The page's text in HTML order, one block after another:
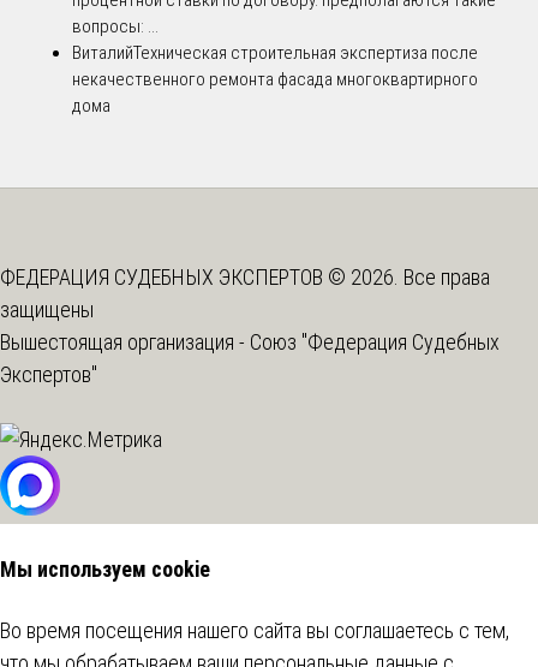
вопросы: ...
ВиталийТехническая строительная экспертиза после
некачественного ремонта фасада многоквартирного
дома
ФЕДЕРАЦИЯ СУДЕБНЫХ ЭКСПЕРТОВ © 2026. Все права
защищены
Вышестоящая организация - Союз "Федерация Судебных
Экспертов"
Мы используем cookie
Во время посещения нашего сайта вы соглашаетесь с тем,